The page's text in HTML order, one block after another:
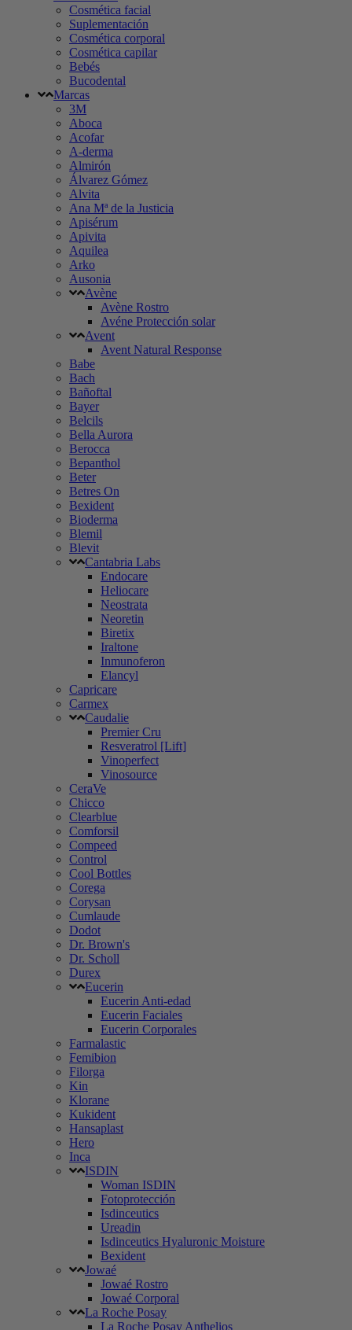
Cosmética facial
Suplementación
Cosmética corporal
Cosmética capilar
Bebés
Bucodental
Marcas
3M
Aboca
Acofar
A-derma
Almirón
Álvarez Gómez
Alvita
Ana Mª de la Justicia
Apisérum
Apivita
Aquilea
Arko
Ausonia
Avène
Avène Rostro
Avéne Protección solar
Avent
Avent Natural Response
Babe
Bach
Bañoftal
Bayer
Belcils
Bella Aurora
Berocca
Bepanthol
Beter
Betres On
Bexident
Bioderma
Blemil
Blevit
Cantabria Labs
Endocare
Heliocare
Neostrata
Neoretin
Biretix
Iraltone
Inmunoferon
Elancyl
Capricare
Carmex
Caudalie
Premier Cru
Resveratrol [Lift]
Vinoperfect
Vinosource
CeraVe
Chicco
Clearblue
Comforsil
Compeed
Control
Cool Bottles
Corega
Corysan
Cumlaude
Dodot
Dr. Brown's
Dr. Scholl
Durex
Eucerin
Eucerin Anti-edad
Eucerin Faciales
Eucerin Corporales
Farmalastic
Femibion
Filorga
Kin
Klorane
Kukident
Hansaplast
Hero
Inca
ISDIN
Woman ISDIN
Fotoprotección
Isdinceutics
Ureadin
Isdinceutics Hyaluronic Moisture
Bexident
Jowaé
Jowaé Rostro
Jowaé Corporal
La Roche Posay
La Roche Posay Anthelios